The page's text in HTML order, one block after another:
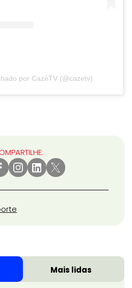
por CazéTV (@cazetv)
Mais lidas